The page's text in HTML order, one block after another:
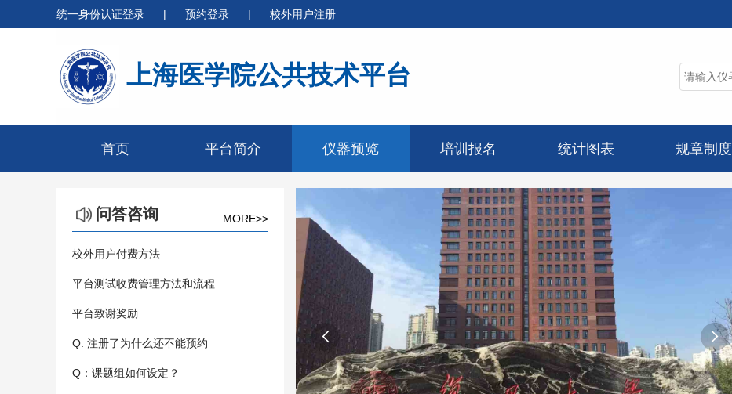
统一身份认证登录 | 预约登录 | 校外用户注册
上海医学院公共技术平台
首页 平台简介 仪器预览 培训报名 统计图表 规章制度
问答咨询 MORE>>
校外用户付费方法
平台测试收费管理方法和流程
平台致谢奖励
Q: 注册了为什么还不能预约
Q：课题组如何设定？
 